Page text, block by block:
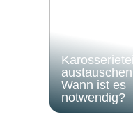
Wann ist es
notwendig?